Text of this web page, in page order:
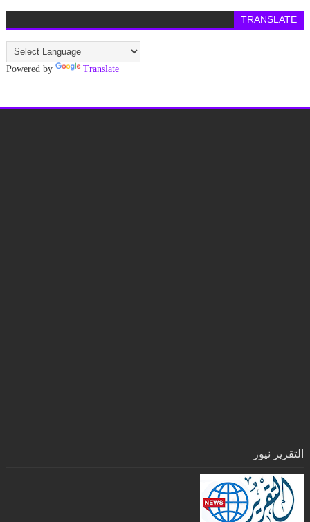
TRANSLATE
Powered by Translate
التقرير نيوز